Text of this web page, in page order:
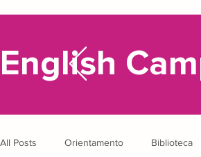
English
All Posts Orientamento Biblioteca